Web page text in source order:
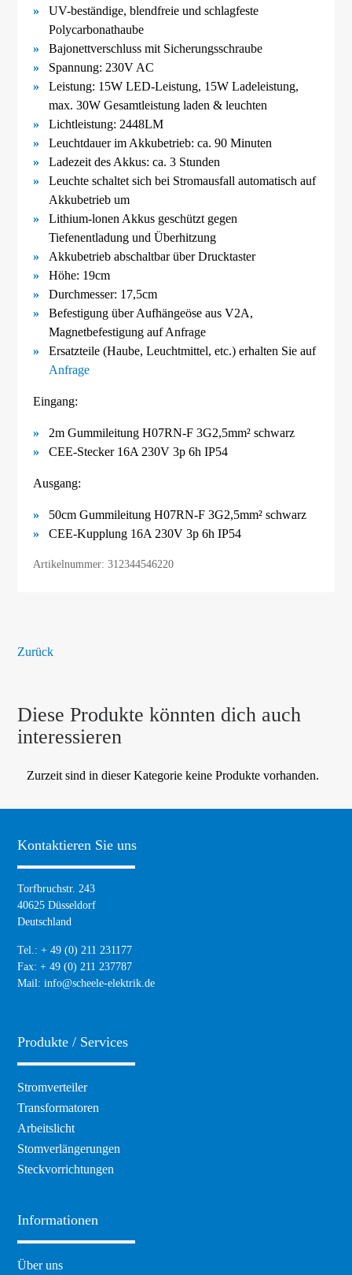
UV-beständige, blendfreie und schlagfeste
Polycarbonathaube
Bajonettverschluss mit Sicherungsschraube
Spannung: 230V AC
Leistung: 15W LED-Leistung, 15W Ladeleistung,
max. 30W Gesamtleistung laden & leuchten
Lichtleistung: 2448LM
Leuchtdauer im Akkubetrieb: ca. 90 Minuten
Ladezeit des Akkus: ca. 3 Stunden
Leuchte schaltet sich bei Stromausfall automatisch auf
Akkubetrieb um
Lithium-lonen Akkus geschützt gegen
Tiefenentladung und Überhitzung
Akkubetrieb abschaltbar über Drucktaster
Höhe: 19cm
Durchmesser: 17,5cm
Befestigung über Aufhängeöse aus V2A,
Magnetbefestigung auf Anfrage
Ersatzteile (Haube, Leuchtmittel, etc.) erhalten Sie auf
Anfrage
Eingang:
2m Gummileitung H07RN-F 3G2,5mm² schwarz
CEE-Stecker 16A 230V 3p 6h IP54
Ausgang:
50cm Gummileitung H07RN-F 3G2,5mm² schwarz
CEE-Kupplung 16A 230V 3p 6h IP54
Artikelnummer: 312344546220
Zurück
Diese Produkte könnten dich auch
interessieren
Zurzeit sind in dieser Kategorie keine Produkte vorhanden.
Kontaktieren Sie uns
Torfbruchstr. 243
40625 Düsseldorf
Deutschland
Tel.: + 49 (0) 211 231177
Fax: + 49 (0) 211 237787
Mail:info@scheele-elektrik.de
Produkte / Services
Navigation
überspringen
Stromverteiler
Transformatoren
Arbeitslicht
Stomverlängerungen
Steckvorrichtungen
Informationen
Navigation
Über uns